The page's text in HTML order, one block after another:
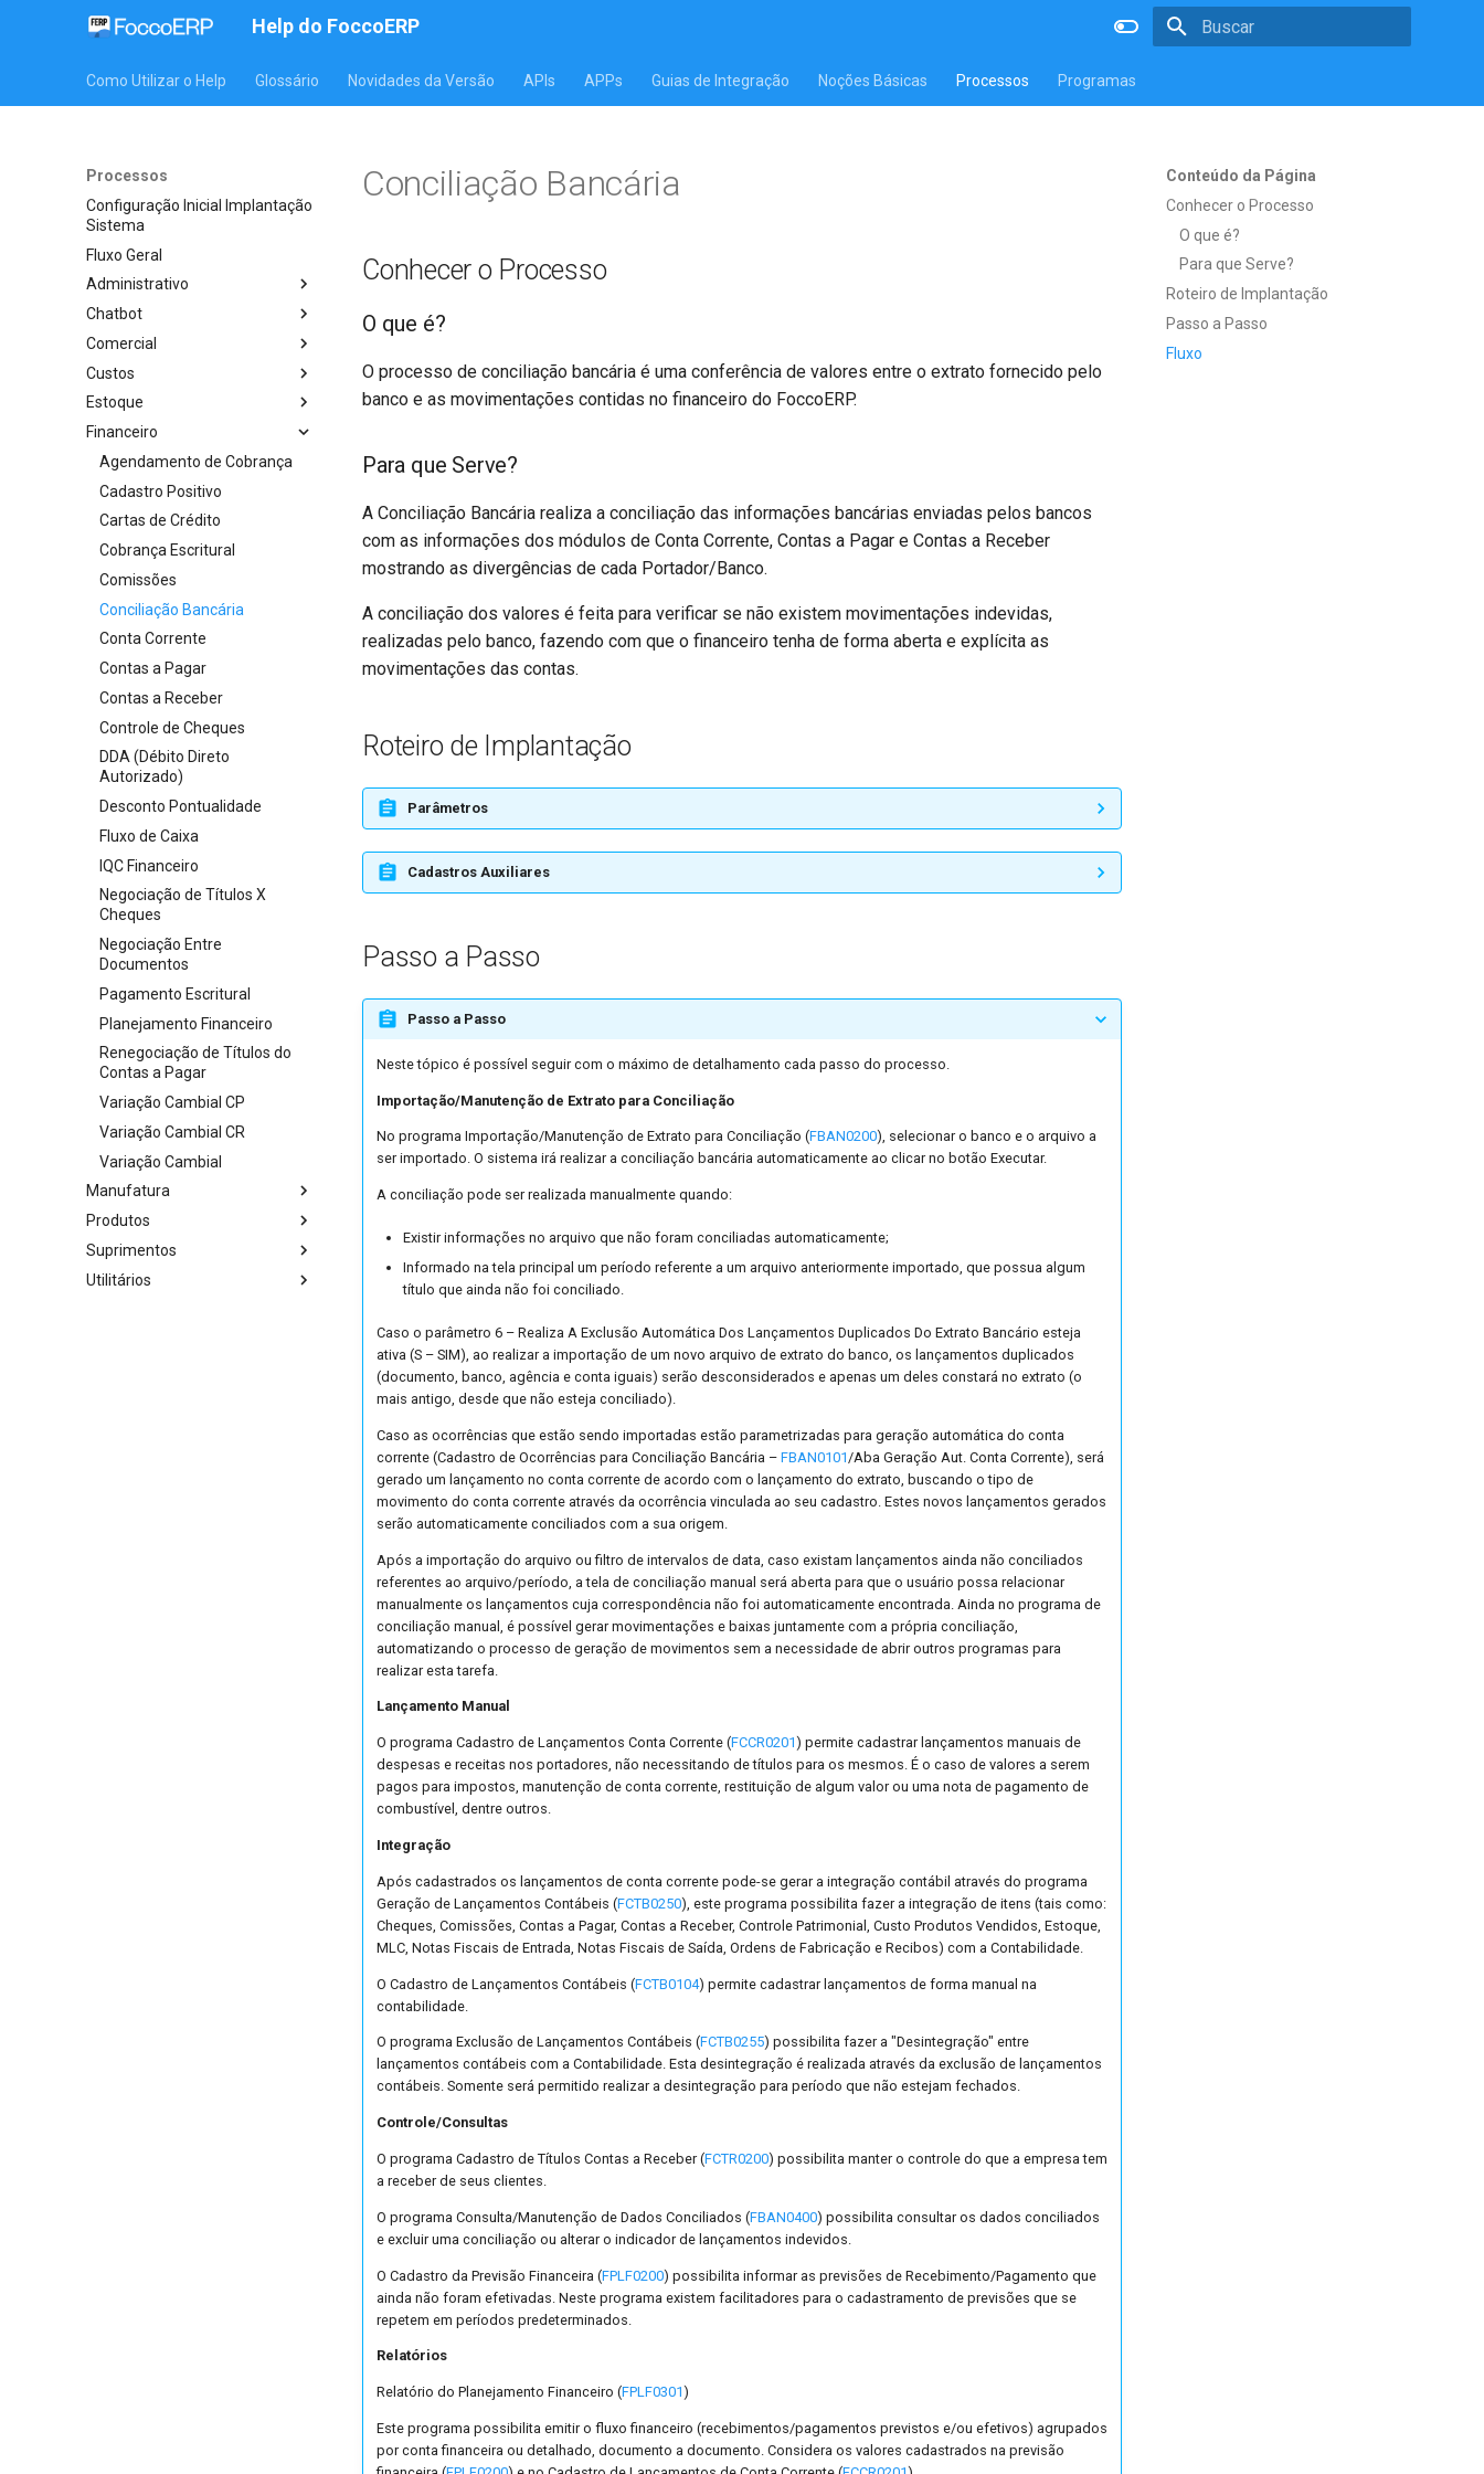
Help do FoccoERP
Como Utilizar o Help Glossário Novidades da Versão APIs APPs Guias de Integração Noções Básicas Processos Programas
Processos
Configuração Inicial Implantação
Sistema
Fluxo Geral
Administrativo
Chatbot
Comercial
Custos
Estoque
Financeiro
Agendamento de Cobrança
Cadastro Positivo
Cartas de Crédito
Cobrança Escritural
Comissões
Conciliação Bancária
Conta Corrente
Contas a Pagar
Contas a Receber
Controle de Cheques
DDA (Débito Direto
Autorizado)
Desconto Pontualidade
Fluxo de Caixa
IQC Financeiro
Negociação de Títulos X
Cheques
Negociação Entre
Documentos
Pagamento Escritural
Planejamento Financeiro
Renegociação de Títulos do
Contas a Pagar
Variação Cambial CP
Variação Cambial CR
Variação Cambial
Manufatura
Produtos
Suprimentos
Utilitários
Conteúdo da Página
Conhecer o Processo
O que é?
Para que Serve?
Roteiro de Implantação
Passo a Passo
Fluxo
Conciliação Bancária
Conhecer o Processo
O que é?
O processo de conciliação bancária é uma conferência de valores entre o extrato fornecido pelo
banco e as movimentações contidas no financeiro do FoccoERP.
Para que Serve?
A Conciliação Bancária realiza a conciliação das informações bancárias enviadas pelos bancos
com as informações dos módulos de Conta Corrente, Contas a Pagar e Contas a Receber
mostrando as divergências de cada Portador/Banco.
A conciliação dos valores é feita para verificar se não existem movimentações indevidas,
realizadas pelo banco, fazendo com que o financeiro tenha de forma aberta e explícita as
movimentações das contas.
Roteiro de Implantação
Parâmetros
Cadastros Auxiliares
Passo a Passo
Passo a Passo
Neste tópico é possível seguir com o máximo de detalhamento cada passo do processo.
Importação/Manutenção de Extrato para Conciliação
No programa Importação/Manutenção de Extrato para Conciliação (FBAN0200), selecionar o banco e o arquivo a
ser importado. O sistema irá realizar a conciliação bancária automaticamente ao clicar no botão Executar.
A conciliação pode ser realizada manualmente quando:
Existir informações no arquivo que não foram conciliadas automaticamente;
Informado na tela principal um período referente a um arquivo anteriormente importado, que possua algum
título que ainda não foi conciliado.
Caso o parâmetro 6 – Realiza A Exclusão Automática Dos Lançamentos Duplicados Do Extrato Bancário esteja
ativa (S – SIM), ao realizar a importação de um novo arquivo de extrato do banco, os lançamentos duplicados
(documento, banco, agência e conta iguais) serão desconsiderados e apenas um deles constará no extrato (o
mais antigo, desde que não esteja conciliado).
Caso as ocorrências que estão sendo importadas estão parametrizadas para geração automática do conta
corrente (Cadastro de Ocorrências para Conciliação Bancária – FBAN0101 /Aba Geração Aut. Conta Corrente), será
gerado um lançamento no conta corrente de acordo com o lançamento do extrato, buscando o tipo de
movimento do conta corrente através da ocorrência vinculada ao seu cadastro. Estes novos lançamentos gerados
serão automaticamente conciliados com a sua origem.
Após a importação do arquivo ou filtro de intervalos de data, caso existam lançamentos ainda não conciliados
referentes ao arquivo/período, a tela de conciliação manual será aberta para que o usuário possa relacionar
manualmente os lançamentos cuja correspondência não foi automaticamente encontrada. Ainda no programa de
conciliação manual, é possível gerar movimentações e baixas juntamente com a própria conciliação,
automatizando o processo de geração de movimentos sem a necessidade de abrir outros programas para
realizar esta tarefa.
Lançamento Manual
O programa Cadastro de Lançamentos Conta Corrente (FCCR0201) permite cadastrar lançamentos manuais de
despesas e receitas nos portadores, não necessitando de títulos para os mesmos. É o caso de valores a serem
pagos para impostos, manutenção de conta corrente, restituição de algum valor ou uma nota de pagamento de
combustível, dentre outros.
Integração
Após cadastrados os lançamentos de conta corrente pode-se gerar a integração contábil através do programa
Geração de Lançamentos Contábeis (FCTB0250), este programa possibilita fazer a integração de itens (tais como:
Cheques, Comissões, Contas a Pagar, Contas a Receber, Controle Patrimonial, Custo Produtos Vendidos, Estoque,
MLC, Notas Fiscais de Entrada, Notas Fiscais de Saída, Ordens de Fabricação e Recibos) com a Contabilidade.
O Cadastro de Lançamentos Contábeis (FCTB0104) permite cadastrar lançamentos de forma manual na
contabilidade.
O programa Exclusão de Lançamentos Contábeis (FCTB0255) possibilita fazer a "Desintegração" entre
lançamentos contábeis com a Contabilidade. Esta desintegração é realizada através da exclusão de lançamentos
contábeis. Somente será permitido realizar a desintegração para período que não estejam fechados.
Controle/Consultas
O programa Cadastro de Títulos Contas a Receber (FCTR0200) possibilita manter o controle do que a empresa tem
a receber de seus clientes.
O programa Consulta/Manutenção de Dados Conciliados (FBAN0400) possibilita consultar os dados conciliados
e excluir uma conciliação ou alterar o indicador de lançamentos indevidos.
O Cadastro da Previsão Financeira (FPLF0200) possibilita informar as previsões de Recebimento/Pagamento que
ainda não foram efetivadas. Neste programa existem facilitadores para o cadastramento de previsões que se
repetem em períodos predeterminados.
Relatórios
Relatório do Planejamento Financeiro (FPLF0301)
Este programa possibilita emitir o fluxo financeiro (recebimentos/pagamentos previstos e/ou efetivos) agrupados
por conta financeira ou detalhado, documento a documento. Considera os valores cadastrados na previsão